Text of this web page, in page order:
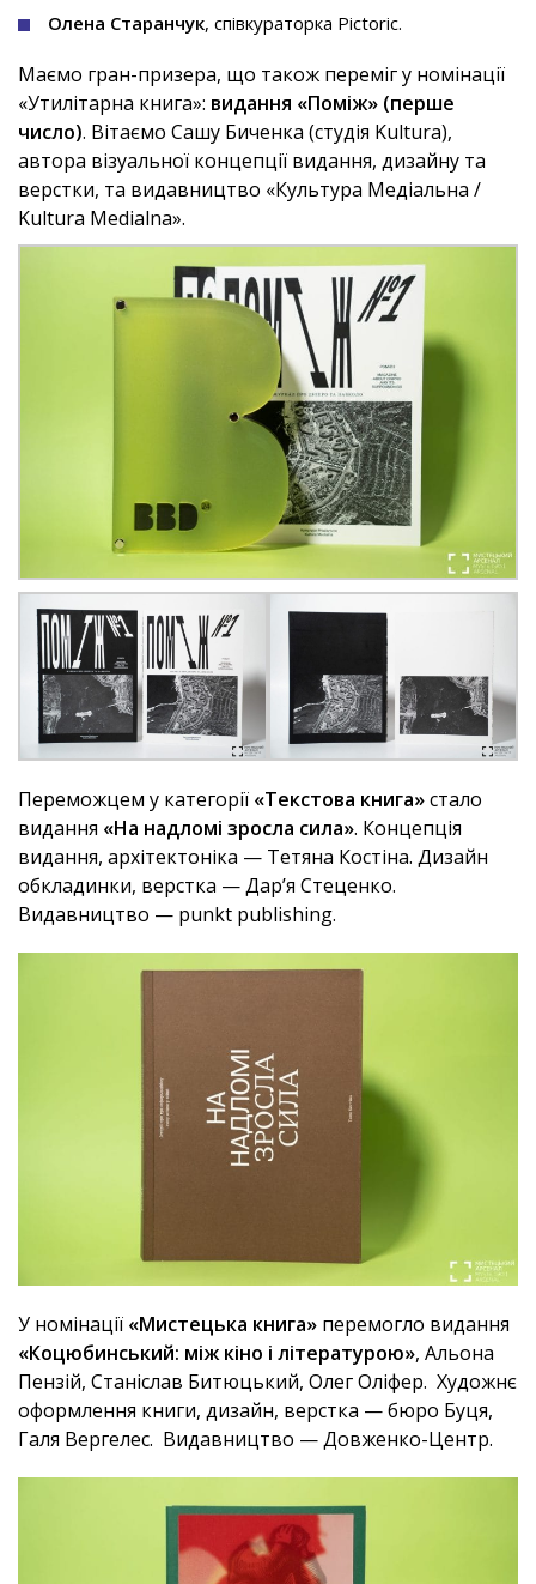
Олена Старанчук, співкураторка Pictoric.
Маємо гран-призера, що також переміг у номінації
«Утилітарна книга»: видання «Поміж» (перше
число). Вітаємо Сашу Биченка (студія Kultura),
автора візуальної концепції видання, дизайну та
верстки, та видавництво «Культура Медіальна /
Kultura Medialna».
Переможцем у категорії «Текстова книга»стало
видання «На надломі зросла сила». Концепція
видання, архітектоніка — Тетяна Костіна. Дизайн
обкладинки, верстка — Дарʼя Стеценко.
Видавництво — punkt publishing.
У номінації «Мистецька книга» перемогло видання
«Коцюбинський: між кіно і літературою», Альона
Пензій, Станіслав Битюцький, Олег Оліфер. Художнє
оформлення книги, дизайн, верстка — бюро Буця,
Галя Вергелес. Видавництво — Довженко-Центр.